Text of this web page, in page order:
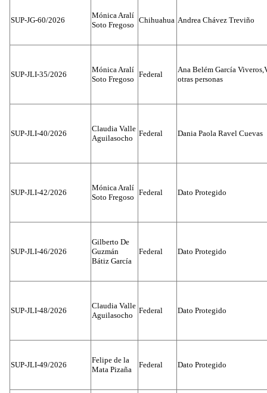
SUP-JG-60/2026
Mónica Aralí
Soto Fregoso
Chihuahua Andrea Chávez Treviño
SUP-JLI-35/2026
Mónica Aralí
Soto Fregoso
Federal
Ana Belém García
otras personas
SUP-JLI-40/2026
Claudia Valle
Aguilasocho
Federal Dania Paola Ravel Cuevas
SUP-JLI-42/2026
Mónica Aralí
Soto Fregoso
Federal Dato Protegido
SUP-JLI-46/2026
Gilberto De
Guzmán
Bátiz García
Federal Dato Protegido
SUP-JLI-48/2026
Claudia Valle
Aguilasocho
Federal Dato Protegido
SUP-JLI-49/2026
Felipe de la
Mata Pizaña
Federal Dato Protegido